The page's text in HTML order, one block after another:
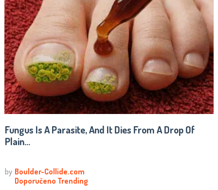
Fungus Is A Parasite, And It Dies From A Drop Of
Plain...